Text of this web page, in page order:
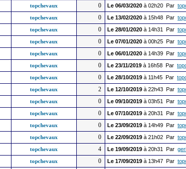
topchevaux 0 Le 06/03/2020 à 02h20 Par
topchevaux 0 Le 13/02/2020 à 15h48 Par
topchevaux 0 Le 28/01/2020 à 14h31 Par
topchevaux 0 Le 07/01/2020 à 00h25 Par
topchevaux 0 Le 06/01/2020 à 14h39 Par
topchevaux 0 Le 23/11/2019 à 16h58 Par
topchevaux 0 Le 28/10/2019 à 11h45 Par
topchevaux 2 Le 12/10/2019 à 22h43 Par
topchevaux 0 Le 09/10/2019 à 03h51 Par
topchevaux 0 Le 07/10/2019 à 20h31 Par
topchevaux 0 Le 23/09/2019 à 14h49 Par
topchevaux 0 Le 22/09/2019 à 21h02 Par
topchevaux 4 Le 19/09/2019 à 20h31 Par
topchevaux 0 Le 17/09/2019 à 13h47 Par